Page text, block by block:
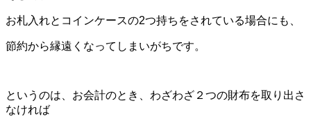
お札入れとコインケースの2つ持ちをされている場合にも、
節約から縁遠くなってしまいがちです。
というのは、お会計のとき、わざわざ２つの財布を取り出さ
なければ